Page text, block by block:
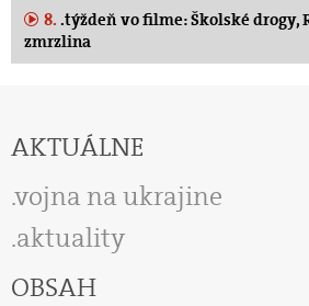
8. .týždeň vo filme: Školské drogy,
zmrzlina
AKTUÁLNE
vojna na ukrajine
aktuality
OBSAH